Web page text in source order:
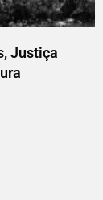
Justiça